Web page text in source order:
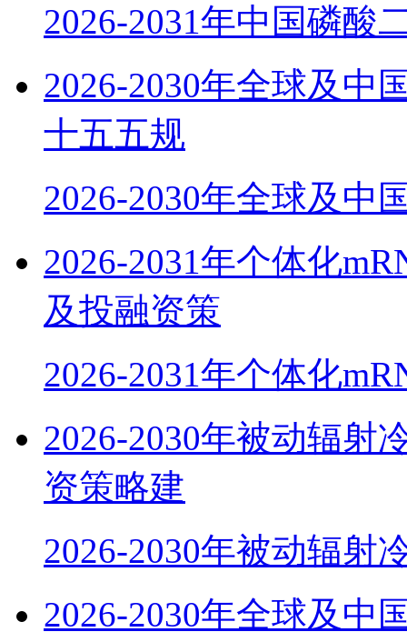
2026-2031年中国磷酸
2026-2030年全球及中
十五五规
2026-2030年全球及中
2026-2031年个体化
及投融资策
2026-2031年个体化
2026-2030年被动辐射
资策略建
2026-2030年被动辐射
2026-2030年全球及中